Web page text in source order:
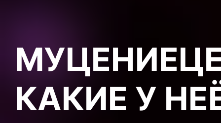
КАКИЕ У